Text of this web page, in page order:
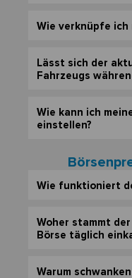
Wie verknüpfe ich
Lässt sich der
Fahrzeugs
Wie kann ich
einstellen?
Wie funktioniert
Woher stammt
Börse täglich
Warum